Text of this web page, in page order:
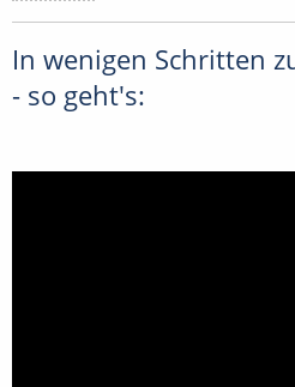
In wenigen Schritten
- so geht's: